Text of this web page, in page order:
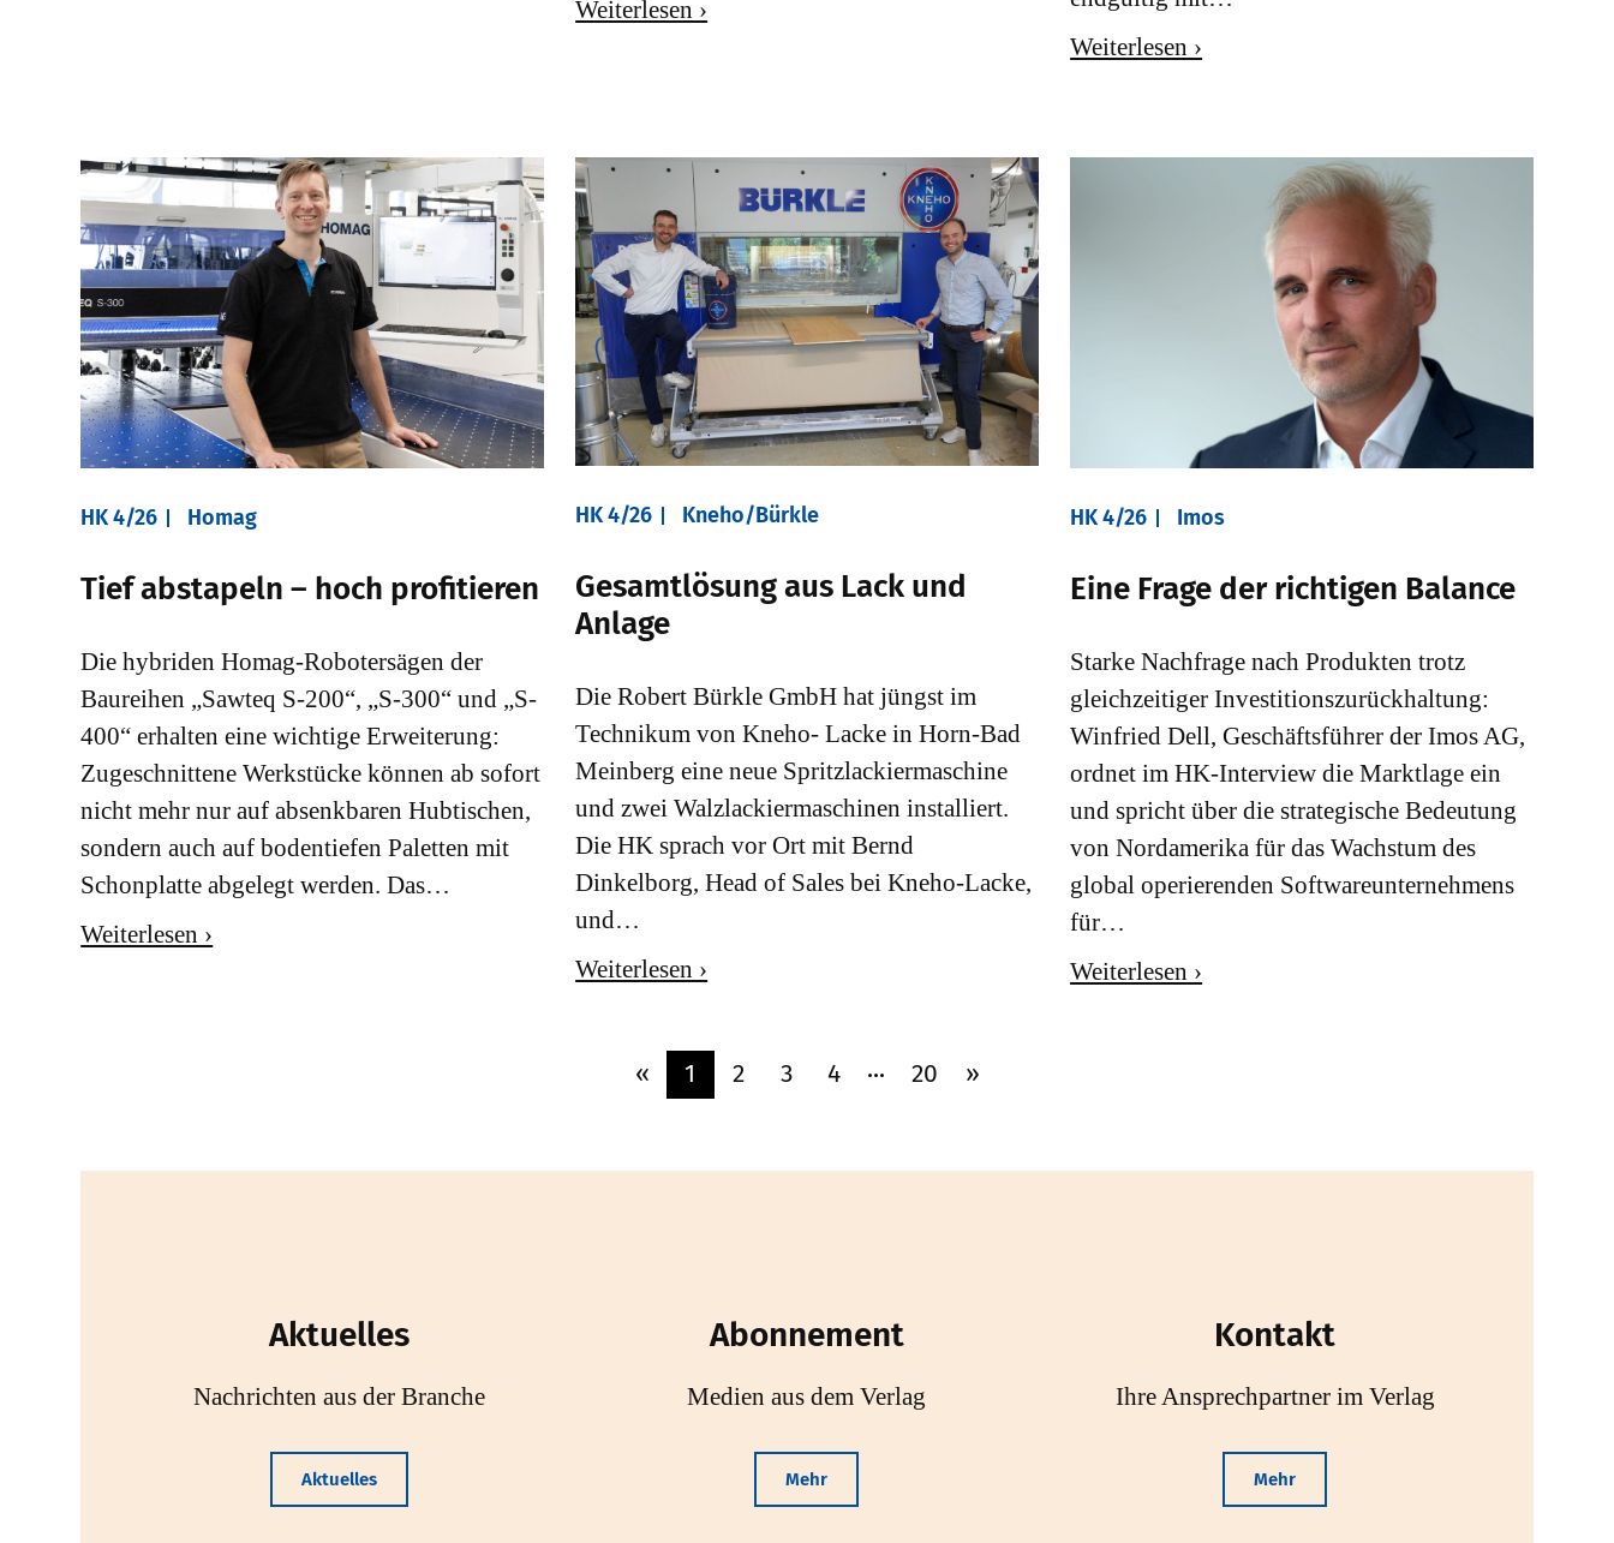
Weiterlesen ›
Weiterlesen ›
HK 4/26 Homag
Tief abstapeln – hoch profitieren
Die hybriden Homag-Robotersägen der
Baureihen „Sawteq S-200“, „S-300“ und „S-
400“ erhalten eine wichtige Erweiterung:
Zugeschnittene Werkstücke können ab sofort
nicht mehr nur auf absenkbaren Hubtischen,
sondern auch auf bodentiefen Paletten mit
Schonplatte abgelegt werden. Das…
Weiterlesen ›
HK 4/26 Kneho/Bürkle
Gesamtlösung aus Lack und
Anlage
Die Robert Bürkle GmbH hat jüngst im
Technikum von Kneho- Lacke in Horn-Bad
Meinberg eine neue Spritzlackiermaschine
und zwei Walzlackiermaschinen installiert.
Die HK sprach vor Ort mit Bernd
Dinkelborg, Head of Sales bei Kneho-Lacke,
und…
Weiterlesen ›
HK 4/26 Imos
Eine Frage der richtigen Balance
Starke Nachfrage nach Produkten trotz
gleichzeitiger Investitionszurückhaltung:
Winfried Dell, Geschäftsführer der Imos AG,
ordnet im HK-Interview die Marktlage ein
und spricht über die strategische Bedeutung
von Nordamerika für das Wachstum des
global operierenden Softwareunternehmens
für…
Weiterlesen ›
« 1 2 3 4 20 »
Aktuelles
Nachrichten aus der Branche
Aktuelles
Abonnement
Medien aus dem Verlag
Mehr
Kontakt
Ihre Ansprechpartner im Verlag
Mehr